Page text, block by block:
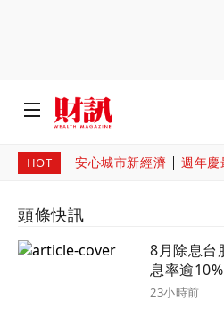
HOT 安心城市新經濟 週年慶
頭條快訊
8月除息台
息率逾
23小時前